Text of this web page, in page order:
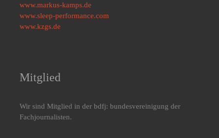
www.markus-kamps.de
www.sleep-performance.com
www.kzgs.de
Mitglied
Wir sind Mitglied in der bdfj: bundesvereinigung der
Fachjournalisten.